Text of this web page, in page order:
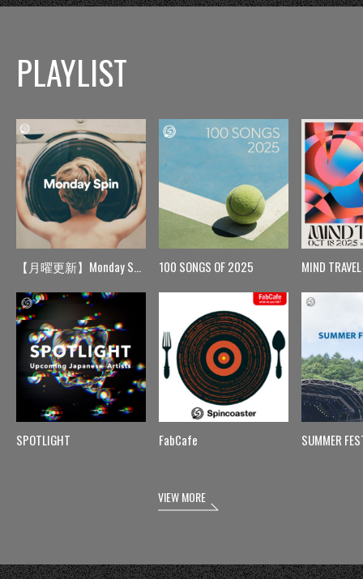
PLAYLIST
【月曜更新】Monday Spin
SPOTLIGHT
100 SONGS OF 2025
FabCafe
MIND TRAVEL
SUMMER
VIEW MORE